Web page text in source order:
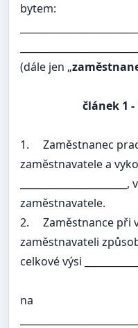
bytem:
(dále jen „
článek 1 -
1.
Zaměstnanec
zaměstnavatele a
zaměstnavatele.
2.
Zaměstnance při
zaměstnavateli
celkové výsi
na